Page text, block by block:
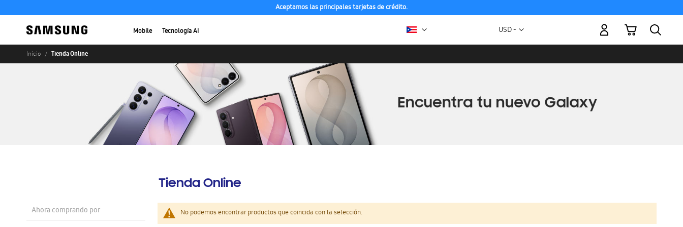
Aceptamos las principales tarjetas de crédito.
Mobile Tecnología AI Moneda
USD -
Mi carrito
Inicio Tienda Online
Tienda Online
No podemos encontrar productos que coincida con la selección.
Ahora comprando por